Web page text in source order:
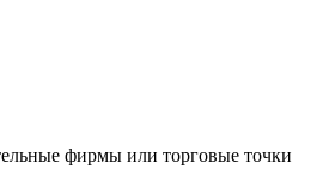
фирмы или торговые точки